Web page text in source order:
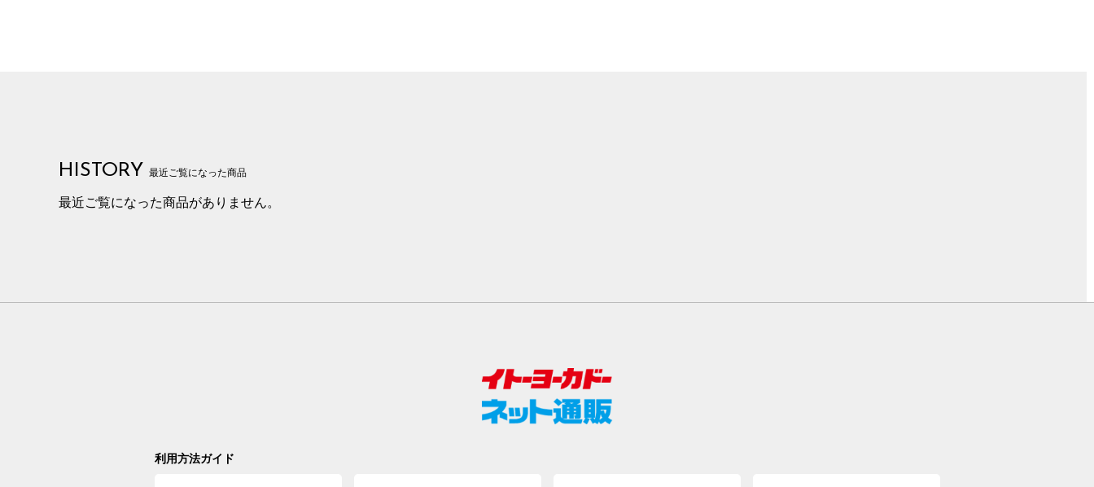
HISTORY 最近ご覧になった商品
最近ご覧になった商品がありません。
利用方法ガイド